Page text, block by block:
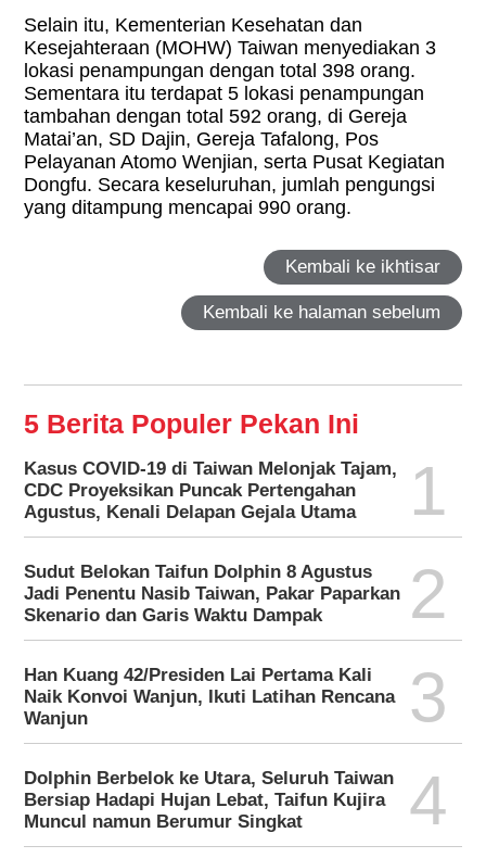
Selain itu, Kementerian Kesehatan dan
Kesejahteraan (MOHW) Taiwan menyediakan 3
lokasi penampungan dengan total 398 orang.
Sementara itu terdapat 5 lokasi penampungan
tambahan dengan total 592 orang, di Gereja
Matai’an, SD Dajin, Gereja Tafalong, Pos
Pelayanan Atomo Wenjian, serta Pusat Kegiatan
Dongfu. Secara keseluruhan, jumlah pengungsi
yang ditampung mencapai 990 orang.
Kembali ke ikhtisar
Kembali ke halaman sebelum
5 Berita Populer Pekan Ini
Kasus COVID-19 di Taiwan Melonjak Tajam,
CDC Proyeksikan Puncak Pertengahan
Agustus, Kenali Delapan Gejala Utama
1
Sudut Belokan Taifun Dolphin 8 Agustus
Jadi Penentu Nasib Taiwan, Pakar Paparkan
Skenario dan Garis Waktu Dampak
2
Han Kuang 42/Presiden Lai Pertama Kali
Naik Konvoi Wanjun, Ikuti Latihan Rencana
Wanjun
3
Dolphin Berbelok ke Utara, Seluruh Taiwan
Bersiap Hadapi Hujan Lebat, Taifun Kujira
Muncul namun Berumur Singkat
4